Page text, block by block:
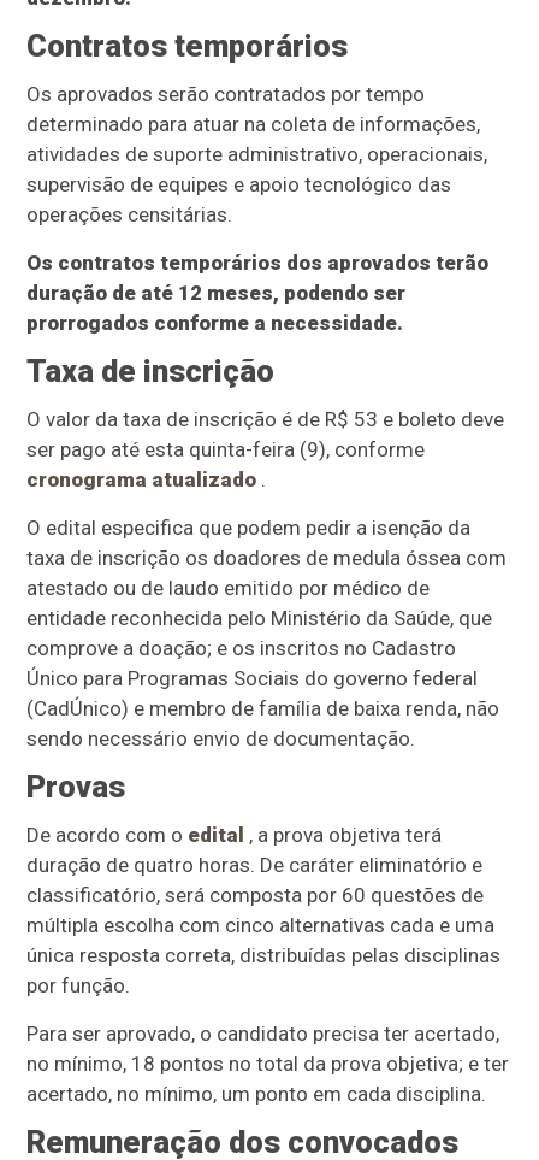
Contratos temporários
Os aprovados serão contratados por tempo
determinado para atuar na coleta de informações,
atividades de suporte administrativo, operacionais,
supervisão de equipes e apoio tecnológico das
operações censitárias.
Os contratos temporários dos aprovados terão
duração de até 12 meses, podendo ser
prorrogados conforme a necessidade.
Taxa de inscrição
O valor da taxa de inscrição é de R$ 53 e boleto deve
ser pago até esta quinta-feira (9), conforme
cronograma atualizado .
O edital especifica que podem pedir a isenção da
taxa de inscrição os doadores de medula óssea com
atestado ou de laudo emitido por médico de
entidade reconhecida pelo Ministério da Saúde, que
comprove a doação; e os inscritos no Cadastro
Único para Programas Sociais do governo federal
(CadÚnico) e membro de família de baixa renda, não
sendo necessário envio de documentação.
Provas
De acordo com o edital , a prova objetiva terá
duração de quatro horas. De caráter eliminatório e
classificatório, será composta por 60 questões de
múltipla escolha com cinco alternativas cada e uma
única resposta correta, distribuídas pelas disciplinas
por função.
Para ser aprovado, o candidato precisa ter acertado,
no mínimo, 18 pontos no total da prova objetiva; e ter
acertado, no mínimo, um ponto em cada disciplina.
Remuneração dos convocados